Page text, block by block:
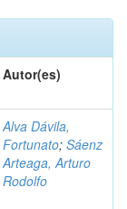
Autor(es)
Alva Dávila,
Fortunato; Sáenz
Arteaga, Arturo
Rodolfo